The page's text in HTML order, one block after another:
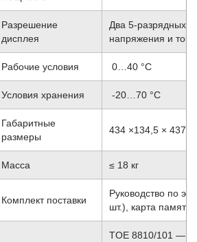
Разрешение
дисплея
Два 5-разрядных
напряжения и тока
Рабочие условия 0…40 °C
Условия хранения -20…70 °С
Габаритные
размеры
434 ×134,5 × 437
Масса ≤ 18 кг
Комплект поставки
Руководство по
шт.), карта памяти
TOE 8810/101 —